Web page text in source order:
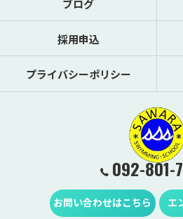
092-801-
お問い合わせはこちら エ
ブログ
採用申込
プライバシーポリシー
© 2026 福岡県福岡市でスイミングスクールの
スクール ALL RIGHTS